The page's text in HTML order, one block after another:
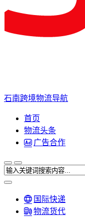
石南跨境物流导航
首页
物流头条
广告合作
国际快递
物流货代